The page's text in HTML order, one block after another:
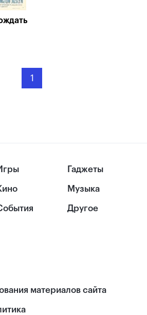
1
Гаджеты
Музыка
Другое
материалов сайта